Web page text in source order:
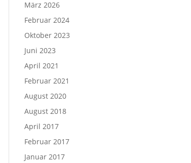
März 2026
Februar 2024
Oktober 2023
Juni 2023
April 2021
Februar 2021
August 2020
August 2018
April 2017
Februar 2017
Januar 2017